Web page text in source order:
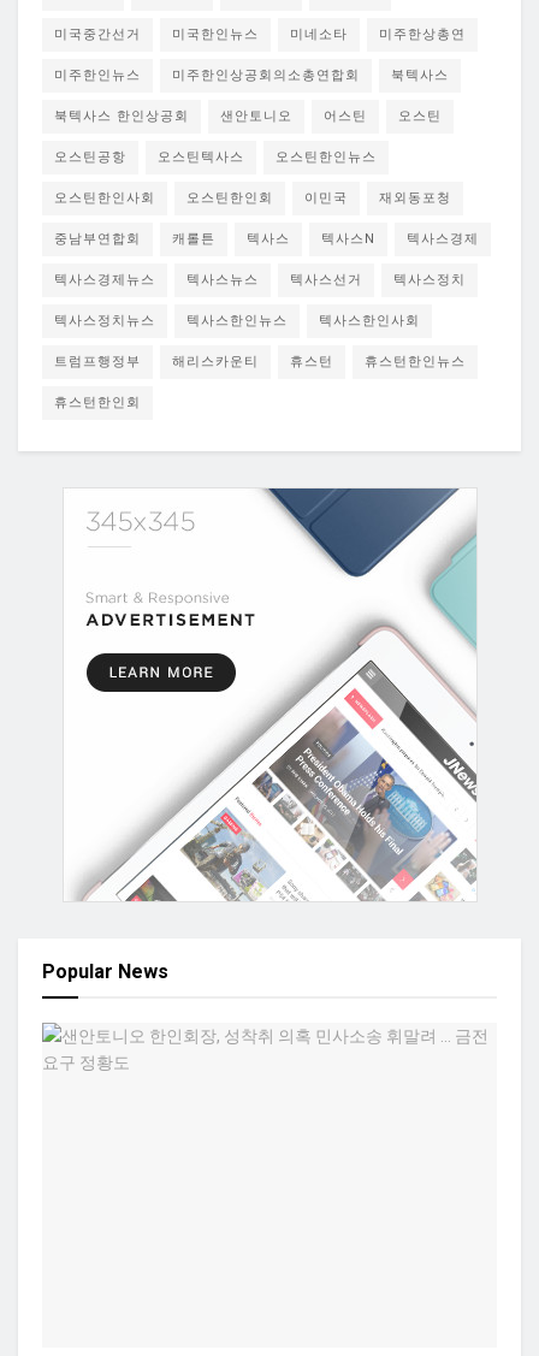
미국중간선거 미국한인뉴스 미네소타 미주한상총연
미주한인뉴스 미주한인상공회의소총연합회 북텍사스
북텍사스 한인상공회 샌안토니오 어스틴 오스틴
오스틴공항 오스틴텍사스 오스틴한인뉴스
오스틴한인사회 오스틴한인회 이민국 재외동포청
중남부연합회 캐롤튼 텍사스 텍사스N 텍사스경제
텍사스경제뉴스 텍사스뉴스 텍사스선거 텍사스정치
텍사스정치뉴스 텍사스한인뉴스 텍사스한인사회
트럼프행정부 해리스카운티 휴스턴 휴스턴한인뉴스
휴스턴한인회
Popular News